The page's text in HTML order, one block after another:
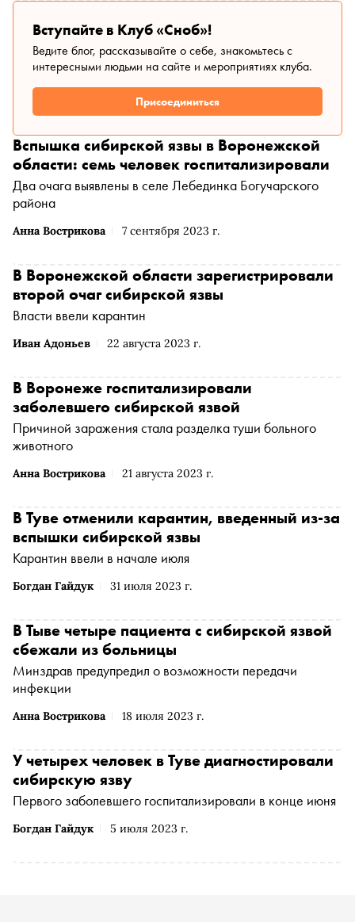
Вступайте в Клуб «Сноб»!
Ведите блог, рассказывайте о себе, знакомьтесь с
интересными людьми на сайте и мероприятиях клуба.
Присоединиться
Анна Вострикова 7 сентября 2023 г.
Вспышка сибирской язвы в Воронежской
области: семь человек госпитализировали
Два очага выявлены в селе Лебединка Богучарского
района
Иван Адоньев 22 августа 2023 г.
В Воронежской области зарегистрировали
второй очаг сибирской язвы
Власти ввели карантин
Анна Вострикова 21 августа 2023 г.
В Воронеже госпитализировали
заболевшего сибирской язвой
Причиной заражения стала разделка туши больного
животного
Богдан Гайдук 31 июля 2023 г.
В Туве отменили карантин, введенный из-за
вспышки сибирской язвы
Карантин ввели в начале июля
Анна Вострикова 18 июля 2023 г.
В Тыве четыре пациента с сибирской язвой
сбежали из больницы
Минздрав предупредил о возможности передачи
инфекции
Богдан Гайдук 5 июля 2023 г.
У четырех человек в Туве диагностировали
сибирскую язву
Первого заболевшего госпитализировали в конце июня